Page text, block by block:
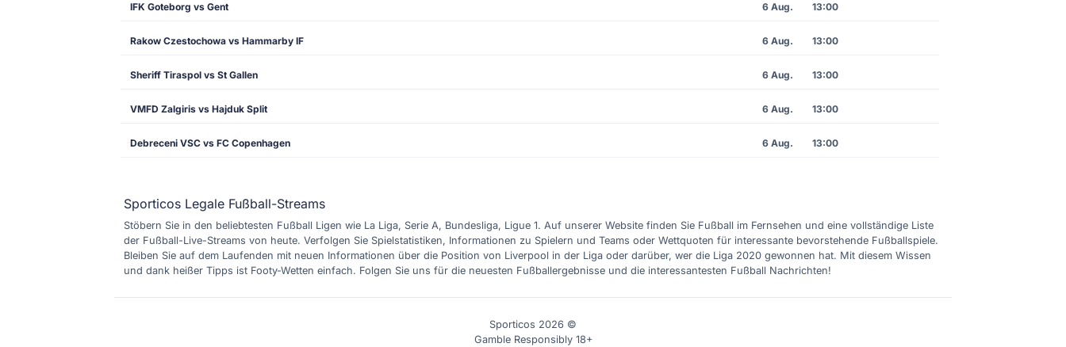
IFK Goteborg vs Gent 6 Aug. 13:00
Rakow Czestochowa vs Hammarby IF 6 Aug. 13:00
Sheriff Tiraspol vs St Gallen 6 Aug. 13:00
VMFD Zalgiris vs Hajduk Split 6 Aug. 13:00
Debreceni VSC vs FC Copenhagen 6 Aug. 13:00
Sporticos Legale Fußball-Streams
Stöbern Sie in den beliebtesten Fußball Ligen wie La Liga, Serie A, Bundesliga, Ligue 1. Auf unserer Website finden Sie Fußball im Fernsehen und eine vollständige Liste
der Fußball-Live-Streams von heute. Verfolgen Sie Spielstatistiken, Informationen zu Spielern und Teams oder Wettquoten für interessante bevorstehende Fußballspiele.
Bleiben Sie auf dem Laufenden mit neuen Informationen über die Position von Liverpool in der Liga oder darüber, wer die Liga 2020 gewonnen hat. Mit diesem Wissen
und dank heißer Tipps ist Footy-Wetten einfach. Folgen Sie uns für die neuesten Fußballergebnisse und die interessantesten Fußball Nachrichten!
Sporticos 2026 ©
Gamble Responsibly 18+